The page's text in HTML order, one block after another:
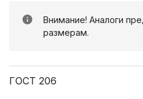
Внимание! Аналоги
размерам.
ГОСТ 206